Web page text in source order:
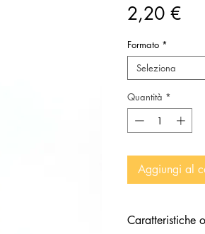
2,20 €
Formato *
Seleziona
Quantità *
Aggiungi al
Caratteristiche